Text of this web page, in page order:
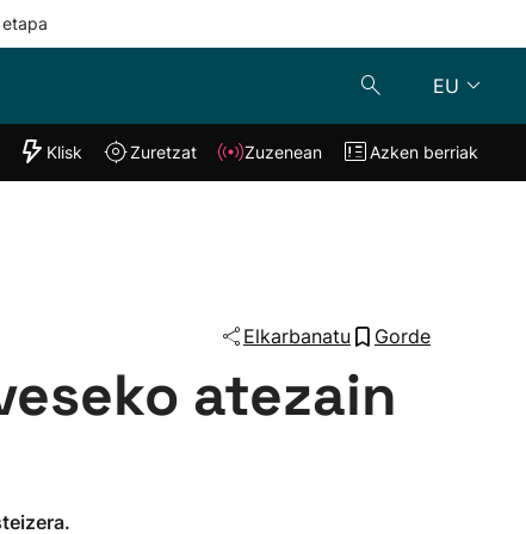
EU
"Helmuga"
Klisk Zuzenean
Klisk Zuretzat Zuzenean Azken berriak
Elkarbanatu Gorde
atezain